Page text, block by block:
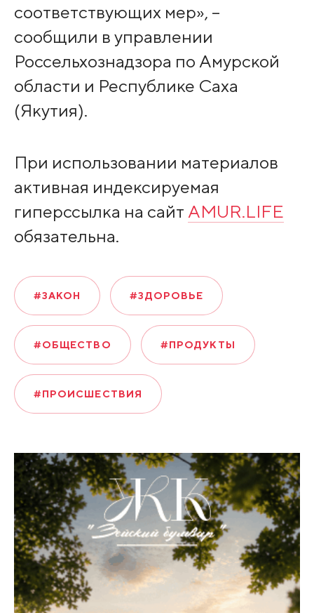
соответствующих мер», –
сообщили в управлении
Россельхознадзора по Амурской
области и Республике Саха
(Якутия).
При использовании материалов
активная индексируемая
гиперссылка на сайт AMUR.LIFE
обязательна.
#ЗАКОН #ЗДОРОВЬЕ
#ОБЩЕСТВО #ПРОДУКТЫ
#ПРОИСШЕСТВИЯ